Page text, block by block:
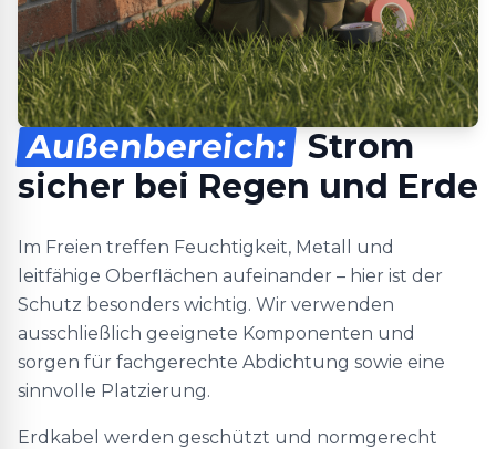
Außenbereich: Strom
sicher bei Regen und Erde
Im Freien treffen Feuchtigkeit, Metall und
leitfähige Oberflächen aufeinander – hier ist der
Schutz besonders wichtig. Wir verwenden
ausschließlich geeignete Komponenten und
sorgen für fachgerechte Abdichtung sowie eine
sinnvolle Platzierung.
Erdkabel werden geschützt und normgerecht